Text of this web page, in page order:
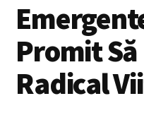
Promit Să
Radical